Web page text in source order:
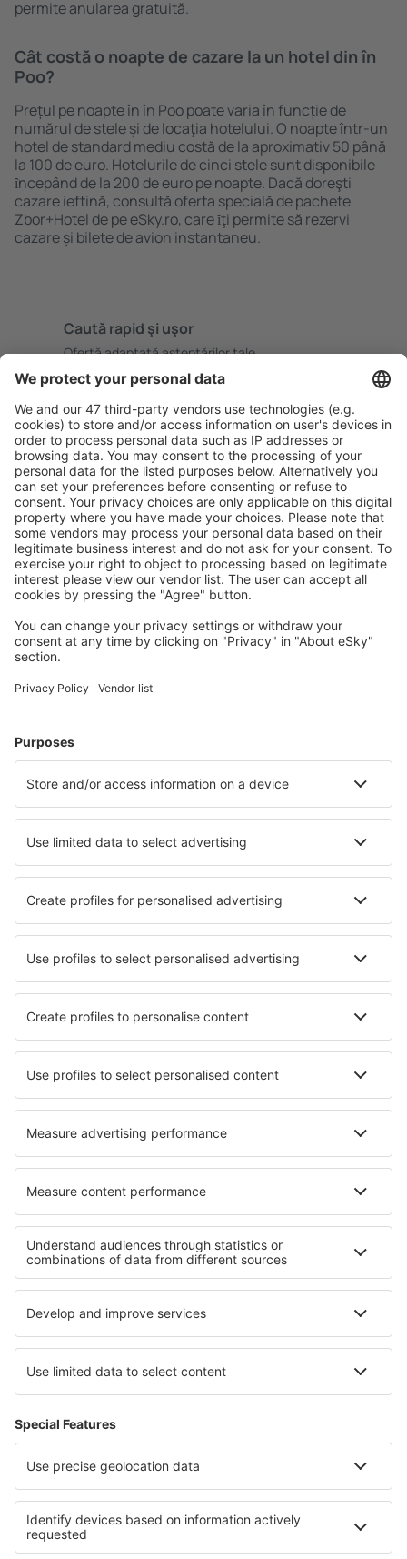
permite anularea gratuită.
Cât costă o noapte de cazare la un hotel din în
Poo?
Prețul pe noapte în în Poo poate varia în funcție de
numărul de stele și de locaţia hotelului. O noapte într-un
hotel de standard mediu costă de la aproximativ 50 până
la 100 de euro. Hotelurile de cinci stele sunt disponibile
ȋncepând de la 200 de euro pe noapte. Dacă doreşti
cazare ieftină, consultă oferta specială de pachete
Zbor+Hotel de pe eSky.ro, care ȋţi permite să rezervi
cazare și bilete de avion instantaneu.
Caută rapid şi uşor
Ofertă adaptată aşteptărilor tale.
Planifică ȋn siguranţă
Rezervare fără griji cu opțiune gratuită de anulare.
Economiseşte mai mult
Prețuri atractive și oferte speciale pentru utilizatorii
conectați.
Cazarea preferată
Alege din peste 1,3 mil. de opţiuni: hoteluri, cabane,
Cele mai căutate hoteluri de către utilizatorii eSky
Hoteluri în Madrid
Hoteluri în Barcelona Hoteluri în Malaga
Hoteluri în Marbella Hoteluri în La Herradura
Hoteluri în Tarifa Hoteluri în Fuengirola
Cele mai bune hoteluri - orașe
Hoteluri în Ochsenhausen Hoteluri în Rust
Hoteluri în Saint Maur Des Fosses Hoteluri în Bertinoro
Hoteluri în Saint-Paul-en-Born Hoteluri în Wang Mi
Cele mai bune hoteluri - regiuni
Hoteluri în San Antonio Bay Hoteluri in Formentera
Hoteluri în Costa Adeje Hoteluri in Fuerteventura
Hoteluri in Galicia Hoteluri în Iguazú
Hoteluri in Florida Coast Hoteluri in Jeseniky